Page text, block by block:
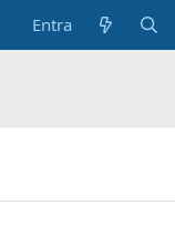
Entra